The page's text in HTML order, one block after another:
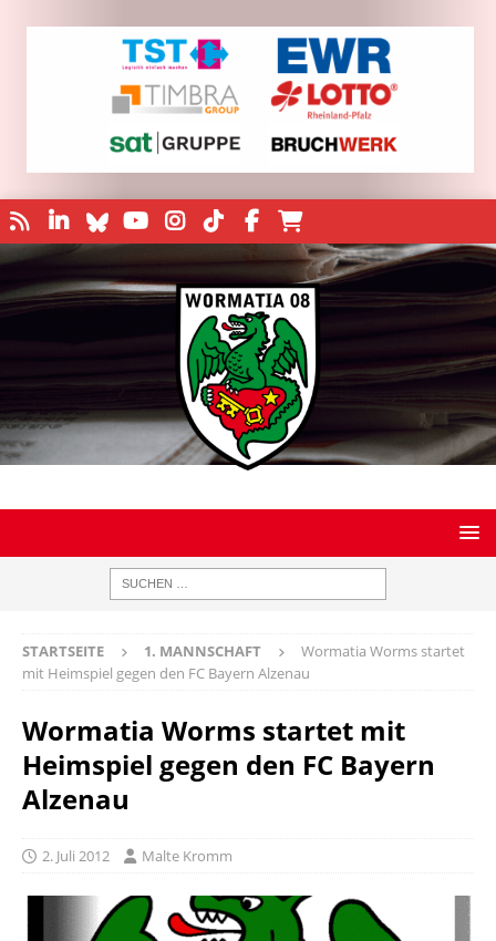
STARTSEITE 1. MANNSCHAFT
Wormatia Worms startet
mit Heimspiel gegen den FC Bayern Alzenau
Wormatia Worms startet mit
Heimspiel gegen den FC Bayern
Alzenau
2. Juli 2012 Malte Kromm